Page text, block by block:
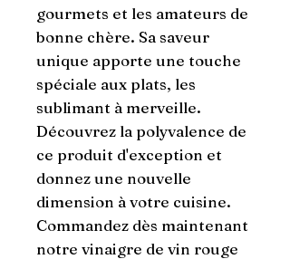
gourmets et les amateurs de
bonne chère. Sa saveur
unique apporte une touche
spéciale aux plats, les
sublimant à merveille.
Découvrez la polyvalence de
ce produit d'exception et
donnez une nouvelle
dimension à votre cuisine.
Commandez dès maintenant
notre vinaigre de vin rouge